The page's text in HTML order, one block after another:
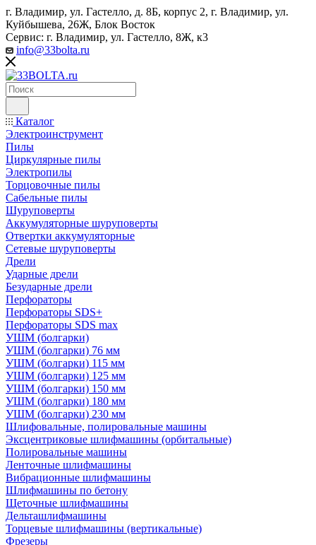
г. Владимир, ул. Гастелло, д. 8Б, корпус 2, г. Владимир, ул. ​
Куйбышева, 26Ж, Блок Восток
Сервис: г. Владимир, ул. Гастелло, 8Ж, к3
info@33bolta.ru
Каталог
Электроинструмент
Пилы
Циркулярные пилы
Электропилы
Торцовочные пилы
Сабельные пилы
Шуруповерты
Аккумуляторные шуруповерты
Отвертки аккумуляторные
Сетевые шуруповерты
Дрели
Ударные дрели
Безударные дрели
Перфораторы
Перфораторы SDS+
Перфораторы SDS max
УШМ (болгарки)
УШМ (болгарки) 76 мм
УШМ (болгарки) 115 мм
УШМ (болгарки) 125 мм
УШМ (болгарки) 150 мм
УШМ (болгарки) 180 мм
УШМ (болгарки) 230 мм
Шлифовальные, полировальные машины
Эксцентриковые шлифмашины (орбитальные)
Полировальные машины
Ленточные шлифмашины
Вибрационные шлифмашины
Шлифмашины по бетону
Щеточные шлифмашины
Дельташлифмашины
Торцевые шлифмашины (вертикальные)
Фрезеры